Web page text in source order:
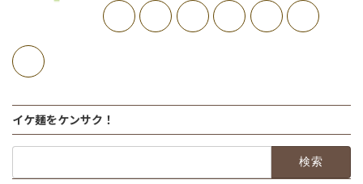
イケ麺をケンサク！
検